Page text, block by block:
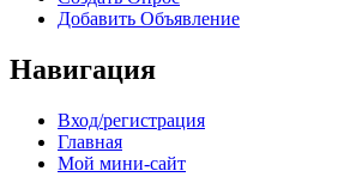
Добавить Объявление
Навигация
Вход/регистрация
Главная
Мой мини-сайт